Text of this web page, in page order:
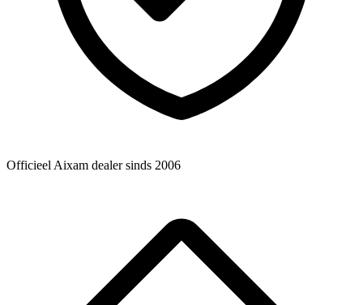
Officieel Aixam dealersinds 2006